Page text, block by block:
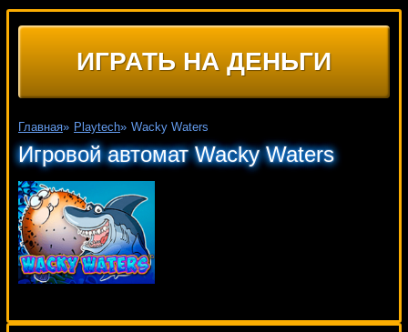
ИГРАТЬ НА ДЕНЬГИ
Главная» Playtech» Wacky Waters
Игровой автомат Wacky Waters